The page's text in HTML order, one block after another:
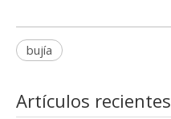
bujía
Artículos recientes